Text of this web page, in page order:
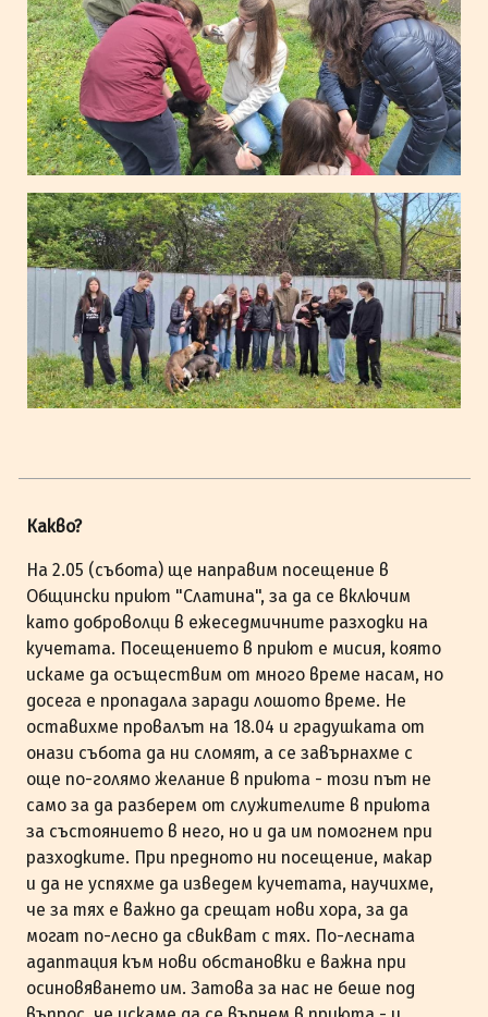
Какво?
На 2.05 (събота) ще направим посещение в
Общински приют "Слатина", за да се включим
като доброволци в ежеседмичните разходки на
кучетата. Посещението в приют е мисия, която
искаме да осъществим от много време насам, но
досега е пропадала заради лошото време. Не
оставихме провалът на 18.04 и градушката от
онази събота да ни сломят, а се завърнахме с
още по-голямо желание в приюта - този път не
само за да разберем от служителите в приюта
за състоянието в него, но и да им помогнем при
разходките. При предното ни посещение, макар
и да не успяхме да изведем кучетата, научихме,
че за тях е важно да срещат нови хора, за да
могат по-лесно да свикват с тях. По-лесната
адаптация към нови обстановки е важна при
осиновяването им. Затова за нас не беше под